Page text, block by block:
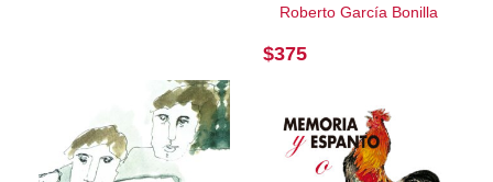
Roberto García Bonilla
$375